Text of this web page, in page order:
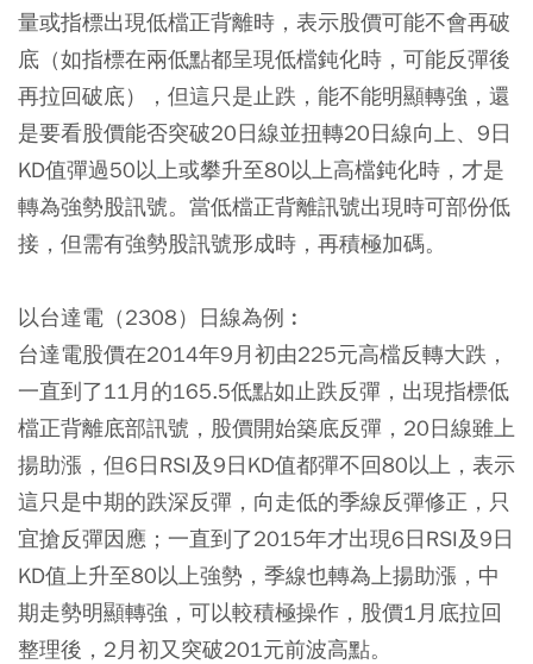
量或指標出現低檔正背離時，表示股價可能不會再破
底（如指標在兩低點都呈現低檔鈍化時，可能反彈後
再拉回破底），但這只是止跌，能不能明顯轉強，還
是要看股價能否突破20日線並扭轉20日線向上、9日
KD值彈過50以上或攀升至80以上高檔鈍化時，才是
轉為強勢股訊號。當低檔正背離訊號出現時可部份低
接，但需有強勢股訊號形成時，再積極加碼。
以台達電（2308）日線為例︰
台達電股價在2014年9月初由225元高檔反轉大跌，
一直到了11月的165.5低點如止跌反彈，出現指標低
檔正背離底部訊號，股價開始築底反彈，20日線雖上
揚助漲，但6日RSI及9日KD值都彈不回80以上，表示
這只是中期的跌深反彈，向走低的季線反彈修正，只
宜搶反彈因應；一直到了2015年才出現6日RSI及9日
KD值上升至80以上強勢，季線也轉為上揚助漲，中
期走勢明顯轉強，可以較積極操作，股價1月底拉回
整理後，2月初又突破201元前波高點。